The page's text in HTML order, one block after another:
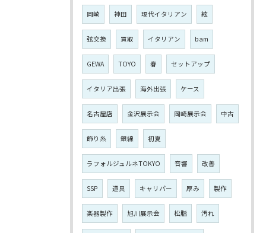
岡崎 神田 現代イタリアン 絃
弦交換 買取 イタリアン bam
GEWA TOYO 春 セットアップ
イタリア出張 海外出張 ケース
名古屋店 金沢展示会 岡崎展示会 中古
飾り糸 銀線 初夏
ラフォルジュルネTOKYO 音響 改善
SSP 道具 キャリパー 厚み 製作
楽器製作 旭川展示会 松脂 汚れ